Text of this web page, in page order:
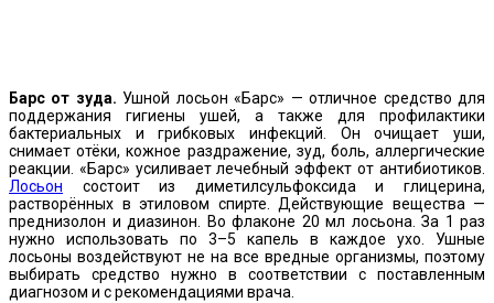
Барс от зуда. Ушной лосьон «Барс» — отличное средство для
поддержания гигиены ушей, а также для профилактики
бактериальных и грибковых инфекций. Он очищает уши,
снимает отёки, кожное раздражение, зуд, боль, аллергические
реакции. «Барс» усиливает лечебный эффект от антибиотиков.
Лосьон состоит из диметилсульфоксида и глицерина,
растворённых в этиловом спирте. Действующие вещества —
преднизолон и диазинон. Во флаконе 20 мл лосьона. За 1 раз
нужно использовать по 3–5 капель в каждое ухо. Ушные
лосьоны воздействуют не на все вредные организмы, поэтому
выбирать средство нужно в соответствии с поставленным
диагнозом и с рекомендациями врача.